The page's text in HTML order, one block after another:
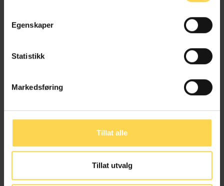
Egenskaper
Statistikk
Markedsføring
Tillat alle
Tillat utvalg